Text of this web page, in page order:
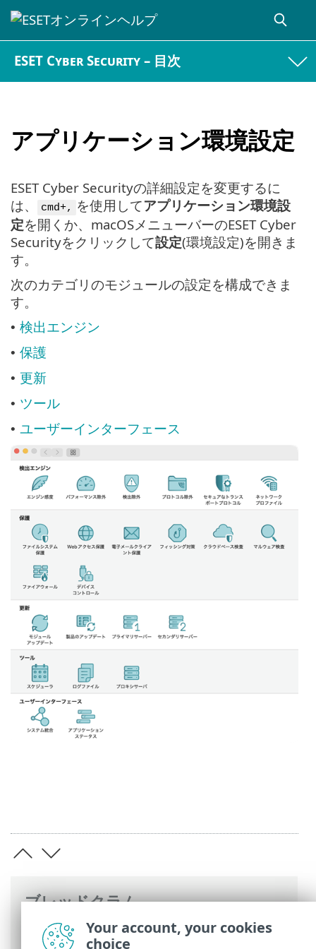
ESET Cyber Security – 目次
アプリケーション環境設定
ブレッドクラム
ESETオンラインヘルプ>ESET Cyber
ESET Cyber Securityの詳細設定を変更するに
は、
cmd+, を使用してアプリケーション環境設
定を開くか、macOSメニューバーのESET Cyber
Securityをクリックして設定(環境設定)を開きま
す。
次のカテゴリのモジュールの設定を構成できま
す。
• 検出エンジン
• 保護
• 更新
• ツール
• ユーザーインターフェース
Your account, your cookies
choice